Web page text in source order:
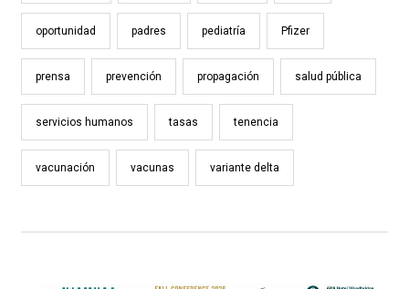
oportunidad padres pediatría Pfizer
prensa prevención propagación salud pública
servicios humanos tasas tenencia
vacunación vacunas variante delta